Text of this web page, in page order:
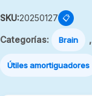
SKU:20250127 📋
Categorías: Brain ,
Útiles amortiguadores